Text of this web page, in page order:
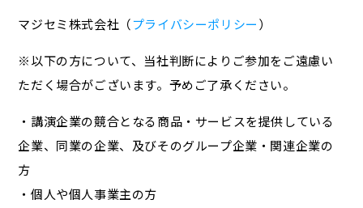
マジセミ株式会社（プライバシーポリシー）
※以下の方について、当社判断によりご参加をご遠慮い
ただく場合がございます。予めご了承ください。
・講演企業の競合となる商品・サービスを提供している
企業、同業の企業、及びそのグループ企業・関連企業の
方
・個人や個人事業主の方